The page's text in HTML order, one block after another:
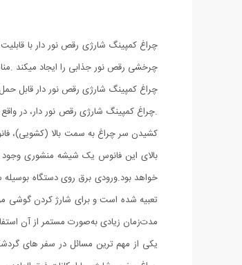
چراغ کمپینگ شارژی رقص نور دار با
چرخشی رقص نور جذابی را ایجاد میکند
چراغ کمپینگ شارژی رقص نور دار قابل
.‏چراغ کمپینگ شارژی رقص نور دار، در
بالای این فانوس یک شیشه منشوری
خواهد بود.ورودی برق روی دستگاه
مدت‌زمان زیادی به‌صورت مستمر از آن
یکی از مهم ترین مسائل در سفر های